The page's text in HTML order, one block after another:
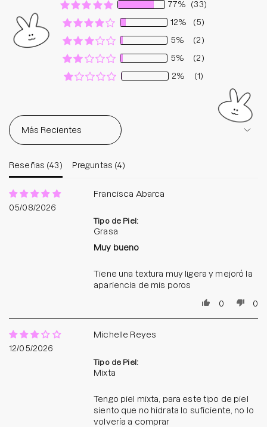
77%
(33)
12%
(5)
5%
(2)
5%
(2)
2%
(1)
Sort by
Reseñas (43) Preguntas (4)
05/08/2026
Francisca Abarca
Tipo de Piel:
Grasa
Muy bueno
Tiene una textura muy ligera y mejoró la
apariencia de mis poros
0
0
12/05/2026
Michelle Reyes
Tipo de Piel:
Mixta
Tengo piel mixta, para este tipo de piel
siento que no hidrata lo suficiente, no lo
volvería a comprar